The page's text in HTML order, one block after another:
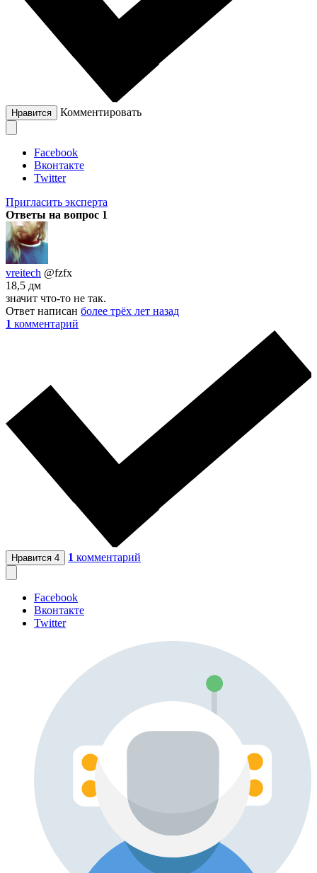
Нравится Комментировать
Facebook
Вконтакте
Twitter
Пригласить эксперта
Ответы на вопрос 1
vreitech @fzfx
18,5 дм
значит что-то не так.
Ответ написан более трёх лет назад
1 комментарий
Нравится 4 1 комментарий
Facebook
Вконтакте
Twitter